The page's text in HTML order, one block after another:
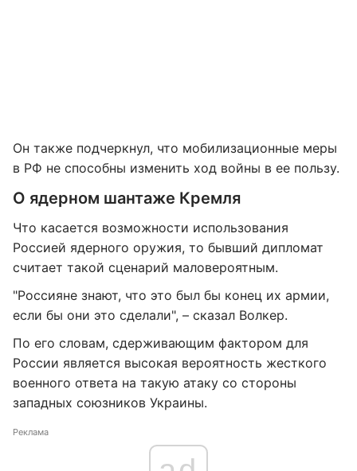
Он также подчеркнул, что мобилизационные меры
в РФ не способны изменить ход войны в ее пользу.
О ядерном шантаже Кремля
Что касается возможности использования
Россией ядерного оружия, то бывший дипломат
считает такой сценарий маловероятным.
"Россияне знают, что это был бы конец их армии,
если бы они это сделали", – сказал Волкер.
По его словам, сдерживающим фактором для
России является высокая вероятность жесткого
военного ответа на такую атаку со стороны
западных союзников Украины.
Реклама